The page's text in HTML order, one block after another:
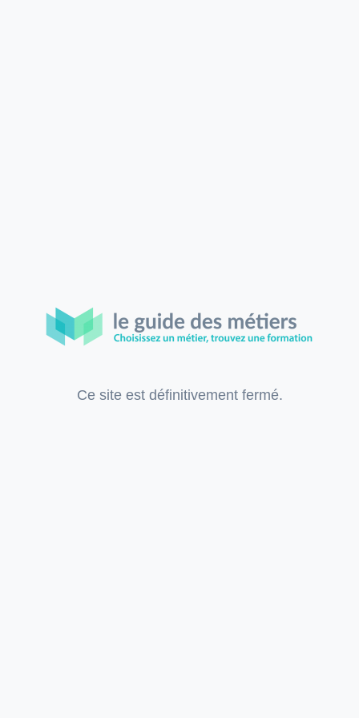
Ce site est définitivement fermé.